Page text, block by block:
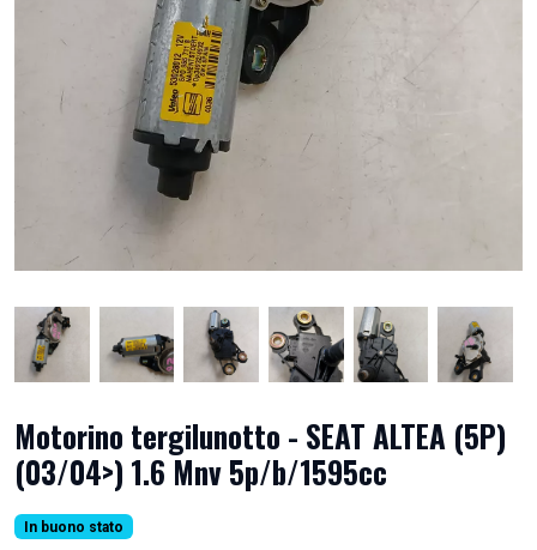
Motorino tergilunotto - SEAT ALTEA (5P)
(03/04>) 1.6 Mnv 5p/b/1595cc
In buono stato